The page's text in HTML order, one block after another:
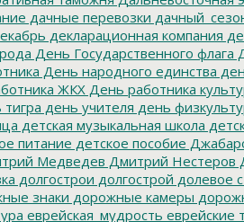
дачные перевозки
декларационная компания
День Государственного флага
День народного единства
ЖКХ День работника
день учителя день
детская музыкальная школа
питание детское пособие
Медведев Дмитрий Нестеров
долгострои долгострой долевое
знаки дорожные камеры
еврейская_мудрость еврейские